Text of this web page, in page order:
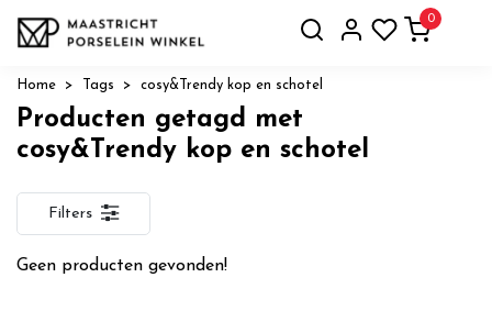
0
Home Tags cosy&Trendy kop en schotel
Producten getagd met
cosy&Trendy kop en schotel
Filters
Geen producten gevonden!